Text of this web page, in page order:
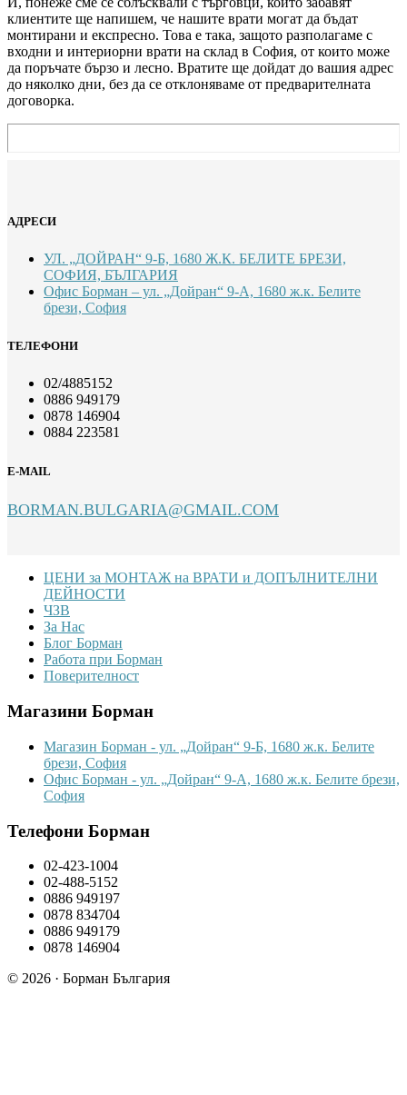
клиентите ще напишем, че нашите врати могат да бъдат
монтирани и експресно. Това е така, защото разполагаме с
входни и интериорни врати на склад в София, от които може
да поръчате бързо и лесно. Вратите ще дойдат до вашия адрес
до няколко дни, без да се отклоняваме от предварителната
договорка.
АДРЕСИ
УЛ. „ДОЙРАН“ 9-Б, 1680 Ж.К. БЕЛИТЕ БРЕЗИ,
СОФИЯ, БЪЛГАРИЯ
Офис Борман – ул. „Дойран“ 9-А, 1680 ж.к. Белите
брези, София
ТЕЛЕФОНИ
02/4885152
0886 949179
0878 146904
0884 223581
E-MAIL
BORMAN.BULGARIA@GMAIL.COM
FooterЦЕНИ за МОНТАЖ на ВРАТИ и ДОПЪЛНИТЕЛНИ
ДЕЙНОСТИ
ЧЗВ
За Нас
Блог Борман
Работа при Борман
Поверителност
Магазини Борман
Магазин Борман - ул. „Дойран“ 9-Б, 1680 ж.к. Белите
брези, София
Офис Борман - ул. „Дойран“ 9-А, 1680 ж.к. Белите брези,
София
Телефони Борман
02-423-1004
02-488-5152
0886 949197
0878 834704
0886 949179
0878 146904
© 2026 · Борман България